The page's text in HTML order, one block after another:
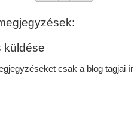
küldése
csak a blog tagjai